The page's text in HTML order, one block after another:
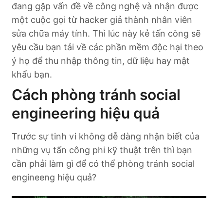
đang gặp vấn đề về công nghệ và nhận được
một cuộc gọi từ hacker giả thành nhân viên
sửa chữa máy tính. Thì lúc này kẻ tấn công sẽ
yêu cầu bạn tải về các phần mềm độc hại theo
ý họ để thu nhập thông tin, dữ liệu hay mật
khẩu bạn.
Cách phòng tránh social
engineering hiệu quả
Trước sự tinh vi không dễ dàng nhận biết của
những vụ tấn công phi kỹ thuật trên thì bạn
cần phải làm gì để có thể phòng tránh social
engineeng hiệu quả?